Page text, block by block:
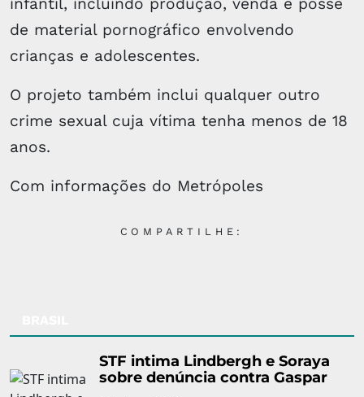
infantil, incluindo produção, venda e posse
de material pornográfico envolvendo
crianças e adolescentes.
O projeto também inclui qualquer outro
crime sexual cuja vítima tenha menos de 18
anos.
Com informações do Metrópoles
COMPARTILHE:
STF intima Lindbergh e Soraya
sobre denúncia contra Gaspar